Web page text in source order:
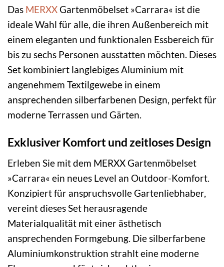
Das MERXXGartenmöbelset »Carrara« ist die
ideale Wahl für alle, die ihren Außenbereich mit
einem eleganten und funktionalen Essbereich für
bis zu sechs Personen ausstatten möchten. Dieses
Set kombiniert langlebiges Aluminium mit
angenehmem Textilgewebe in einem
ansprechenden silberfarbenen Design, perfekt für
moderne Terrassen und Gärten.
Exklusiver Komfort und zeitloses Design
Erleben Sie mit dem MERXX Gartenmöbelset
»Carrara« ein neues Level an Outdoor-Komfort.
Konzipiert für anspruchsvolle Gartenliebhaber,
vereint dieses Set herausragende
Materialqualität mit einer ästhetisch
ansprechenden Formgebung. Die silberfarbene
Aluminiumkonstruktion strahlt eine moderne